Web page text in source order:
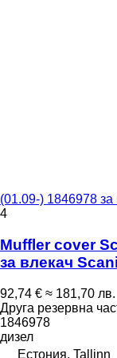
(01.09-) 1846978
4
Muffler cover
за влекач
92,74 € ≈ 181,70 лв.
Друга резервна
1846978
дизел
Естония, Tallinn